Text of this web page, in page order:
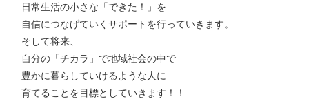
日常生活の小さな「できた！」を
自信につなげていくサポートを行っていきます。
そして将来、
自分の「チカラ」で地域社会の中で
豊かに暮らしていけるような人に
育てることを目標としていきます！！